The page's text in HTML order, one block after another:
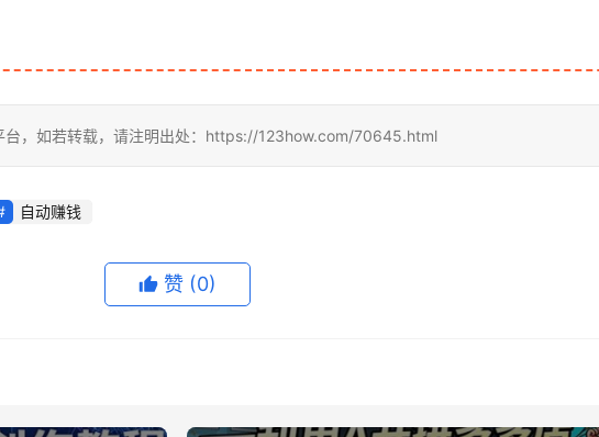
台，如若转载，请注明出处：https://123how.com/70645.html
自动赚钱
赞 (0)